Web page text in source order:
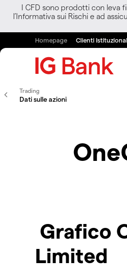
I CFD sono prodotti con leva
l’Informativa sui Rischi e ad
Homepage Clienti
Trading
Dati sulle azioni
Grafico
Limited